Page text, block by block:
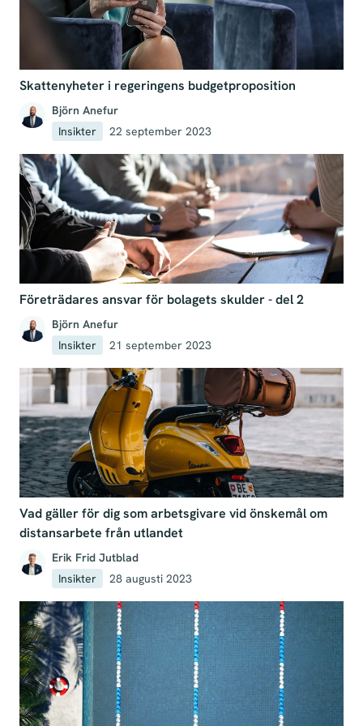
Skattenyheter i regeringens budgetproposition
Björn Anefur
Insikter
22 september 2023
Företrädares ansvar för bolagets skulder - del 2
Björn Anefur
Insikter
21 september 2023
Vad gäller för dig som arbetsgivare vid önskemål om
distansarbete från utlandet
Erik Frid Jutblad
Insikter
28 augusti 2023